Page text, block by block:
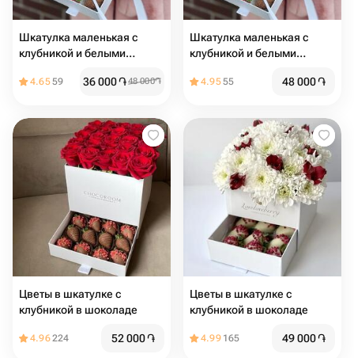
Шкатулка маленькая с
клубникой и белыми
4.6559 36 000֏48 000֏
Шкатулка маленькая с
клубникой и белыми
4.9555 48 000֏
Цветы в шкатулке с
клубникой в шоколаде
4.96224 52 000֏
Цветы в шкатулке с
клубникой в шоколаде
4.99 165 49 000֏